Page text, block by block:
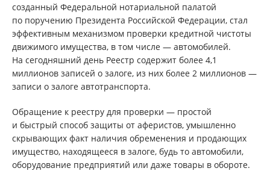
созданный Федеральной нотариальной палатой
по поручению Президента Российской Федерации, стал
эффективным механизмом проверки кредитной чистоты
движимого имущества, в том числе — автомобилей.
На сегодняшний день Реестр содержит более 4,1
миллионов записей о залоге, из них более 2 миллионов —
записи о залоге автотранспорта.
Обращение к реестру для проверки — простой
и быстрый способ защиты от аферистов, умышленно
скрывающих факт наличия обременения и продающих
имущество, находящееся в залоге, будь то автомобили,
оборудование предприятий или даже товары в обороте.